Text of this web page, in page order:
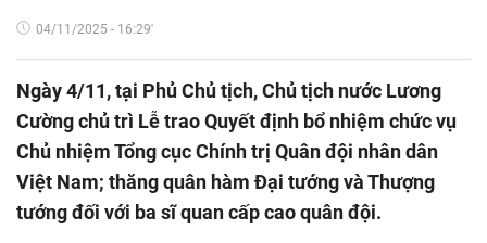
04/11/2025 - 16:29'
Ngày 4/11, tại Phủ Chủ tịch, Chủ tịch nước Lương
Cường chủ trì Lễ trao Quyết định bổ nhiệm chức vụ
Chủ nhiệm Tổng cục Chính trị Quân đội nhân dân
Việt Nam; thăng quân hàm Đại tướng và Thượng
tướng đối với ba sĩ quan cấp cao quân đội.